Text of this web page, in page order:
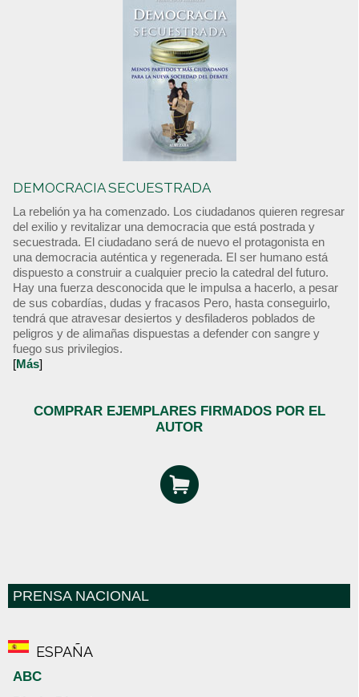
DEMOCRACIA SECUESTRADA
La rebelión ya ha comenzado. Los ciudadanos quieren regresar
del exilio y revitalizar una democracia que está postrada y
secuestrada. El ciudadano será de nuevo el protagonista en
una democracia auténtica y regenerada. El ser humano está
dispuesto a construir a cualquier precio la catedral del futuro.
Hay una fuerza desconocida que le impulsa a hacerlo, a pesar
de sus cobardías, dudas y fracasos Pero, hasta conseguirlo,
tendrá que atravesar desiertos y desfiladeros poblados de
peligros y de alimañas dispuestas a defender con sangre y
fuego sus privilegios.
[Más]
COMPRAR EJEMPLARES FIRMADOS POR EL
AUTOR
PRENSA NACIONAL
ESPAÑA
ABC